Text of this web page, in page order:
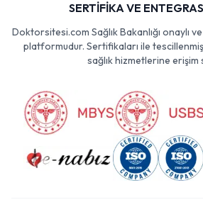
SERTİFİKA VE
Doktorsitesi.com Sağlık Bakanlığı onaylı
platformudur. Sertifikaları ile
sağlık hizmetlerine erişim